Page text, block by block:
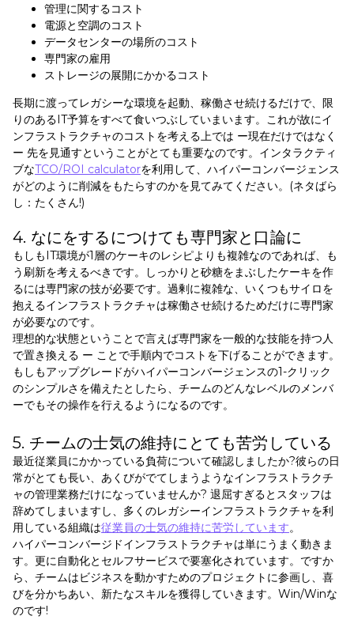
管理に関するコスト
電源と空調のコスト
データセンターの場所のコスト
専門家の雇用
ストレージの展開にかかるコスト
長期に渡ってレガシーな環境を起動、稼働させ続けるだけで、限
りのあるIT予算をすべて食いつぶしていまいます。これが故にイ
ンフラストラクチャのコストを考える上では ー現在だけではなく
ー 先を見通すということがとても重要なのです。インタラクティ
ブなTCO/ROI calculatorを利用して、ハイパーコンバージェンス
がどのように削減をもたらすのかを見てみてください。(ネタばら
し：たくさん!)
4. なにをするにつけても専門家と口論に
もしもIT環境が1層のケーキのレシピよりも複雑なのであれば、も
う刷新を考えるべきです。しっかりと砂糖をまぶしたケーキを作
るには専門家の技が必要です。過剰に複雑な、いくつもサイロを
抱えるインフラストラクチャは稼働させ続けるためだけに専門家
が必要なのです。
理想的な状態ということで言えば専門家を一般的な技能を持つ人
で置き換える ー ことで手順内でコストを下げることができます。
もしもアップグレードがハイパーコンバージェンスの1-クリック
のシンプルさを備えたとしたら、チームのどんなレベルのメンバ
ーでもその操作を行えるようになるのです。
5. チームの士気の維持にとても苦労している
最近従業員にかかっている負荷について確認しましたか?彼らの日
常がとても長い、あくびがでてしまうようなインフラストラクチ
ャの管理業務だけになっていませんか? 退屈すぎるとスタッフは
辞めてしまいますし、多くのレガシーインフラストラクチャを利
用している組織は従業員の士気の維持に苦労しています。
ハイパーコンバージドインフラストラクチャは単にうまく動きま
す。更に自動化とセルフサービスで要塞化されています。ですか
ら、チームはビジネスを動かすためのプロジェクトに参画し、喜
びを分かちあい、新たなスキルを獲得していきます。Win/Winな
のです!